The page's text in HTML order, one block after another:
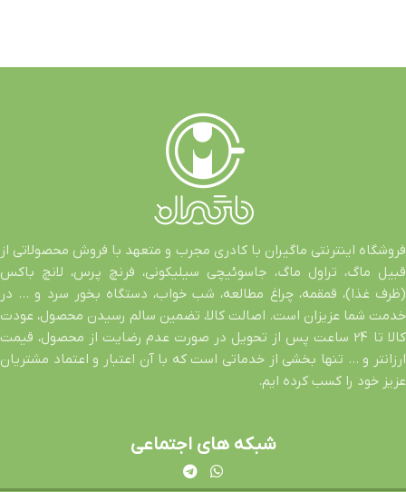
فروشگاه اینترنتی ماگیران با کادری مجرب و متعهد با فروش محصولاتی از
قبیل ماگ، تراول ماگ، جاسوئیچی سیلیکونی، فرنچ پرس، لانچ باکس
(ظرف غذا)، قمقمه، چراغ مطالعه، شب خواب، دستگاه بخور سرد و … در
خدمت شما عزیزان است. اصالت کالا، تضمین سالم رسیدن محصول، عودت
کالا تا 24 ساعت پس از تحویل در صورت عدم رضایت از محصول، قیمت
ارزانتر و … تنها بخشی از خدماتی است که با آن اعتبار و اعتماد مشتریان
عزیز خود را کسب کرده ایم.
شبکه های اجتماعی